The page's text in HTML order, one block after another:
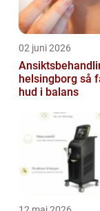
02 juni 2026
helsingborg så får du en
hud i balans